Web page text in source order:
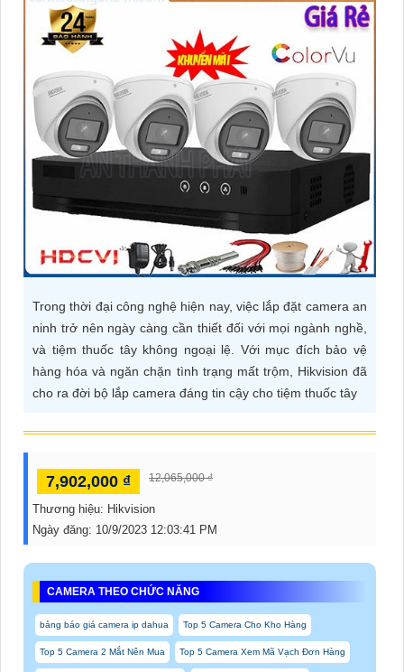
ĐẶT
PHỤ
KIỆN
CAMERA
TƯ
DỊCH
Trong thời đại công nghệ hiện nay, việc lắp đặt camera an
ninh trở nên ngày càng cần thiết đối với mọi ngành nghề,
và tiệm thuốc tây không ngoại lệ. Với mục đích bảo vệ
hàng hóa và ngăn chặn tình trạng mất trộm, Hikvision đã
cho ra đời bộ lắp camera đáng tin cậy cho tiệm thuốc tây
7,902,000 ₫ 12,065,000 ₫
Thương hiệu: Hikvision
Ngày đăng: 10/9/2023 12:03:41 PM
CAMERA THEO CHỨC NĂNG
bảng báo giá camera ip dahua Top 5 Camera Cho Kho Hàng
Top 5 Camera 2 Mắt Nên Mua Top 5 Camera Xem Mã Vạch Đơn Hàng